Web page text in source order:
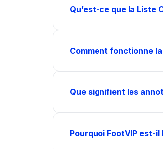
Qu’est-ce que la Liste
Comment fonctionne
Que signifient les
Pourquoi FootVIP est-